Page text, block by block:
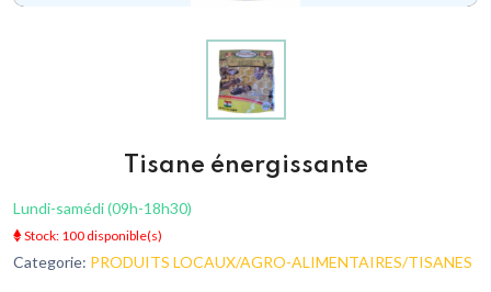
Tisane énergissante
Lundi-samédi (09h-18h30)
Stock: 100 disponible(s)
Categorie: PRODUITS LOCAUX/AGRO-ALIMENTAIRES/TISANES